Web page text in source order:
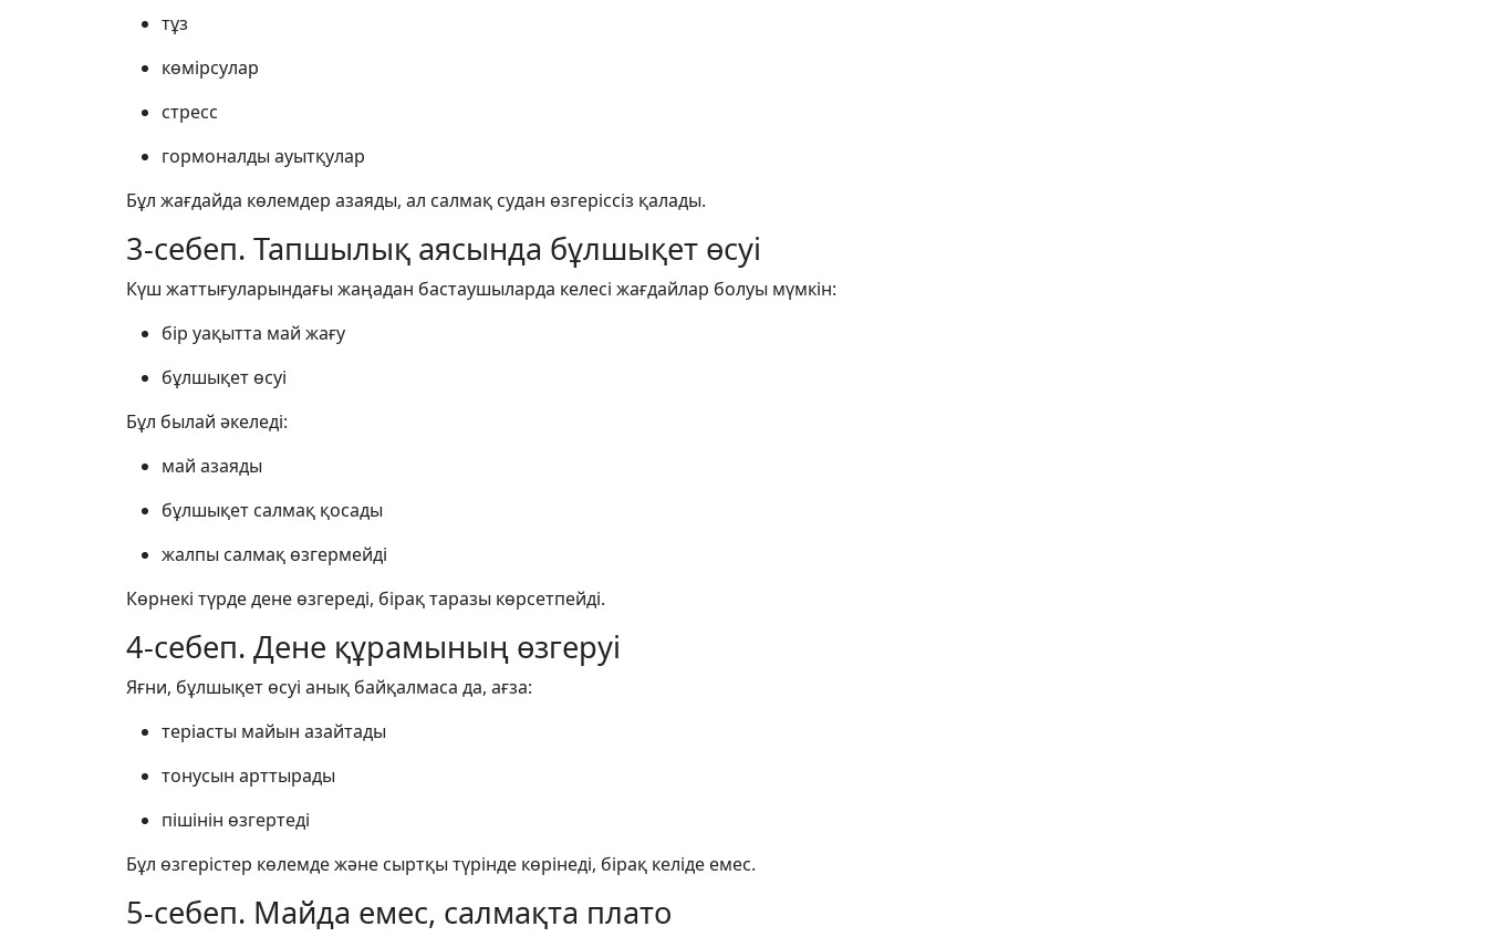
тұз
көмірсулар
стресс
гормоналды ауытқулар
Бұл жағдайда көлемдер азаяды, ал салмақ судан өзгеріссіз қалады.
3-себеп. Тапшылық аясында бұлшықет өсуі
Күш жаттығуларындағы жаңадан бастаушыларда келесі жағдайлар болуы мүмкін:
бір уақытта май жағу
бұлшықет өсуі
Бұл былай әкеледі:
май азаяды
бұлшықет салмақ қосады
жалпы салмақ өзгермейді
Көрнекі түрде дене өзгереді, бірақ таразы көрсетпейді.
4-себеп. Дене құрамының өзгеруі
Яғни, бұлшықет өсуі анық байқалмаса да, ағза:
теріасты майын азайтады
тонусын арттырады
пішінін өзгертеді
Бұл өзгерістер көлемде және сыртқы түрінде көрінеді, бірақ келіде емес.
5-себеп. Майда емес, салмақта плато